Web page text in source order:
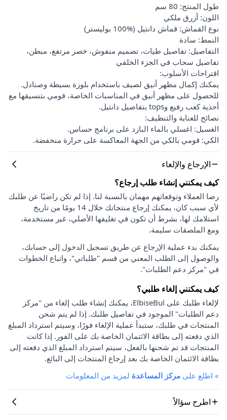
طول المنتج: 80 سم
اللون: أزرق ملكي
نوع القماش: قماش دانتيل (%100 بوليستر)
النمط: سادة
التفاصيل: تفاصيل طيات، تصميم منفوش، خصر مرتفع، مبطن،
تفاصيل سحاب في الجزء الخلفي
اقتراحات الأسلوب:
يمكنك إكمال مظهر أنيق لصيف باستخدام بلوزة بسيطة وصنادل.
للحصول على مظهر أنيق في المناسبات الخاصة، قومي بتنسيقها مع
أحذية كعب رفيع وtops بتفاصيل دانتيل.
نصائح للعناية والتنظيف:
الغسيل: اغسلي بالماء البارد على برنامج حساس.
الكي: قومي بالكي من الجهة المعاكسة على حرارة منخفضة.
الإرجاع والإلغاء
كيف يمكنني إنشاء طلب إرجاع؟
رضا العملاء وتوقعاتهم مهمان بالنسبة لنا. إذا لم تكن راضيًا عن طلبك
لأي سبب كان، يمكنك إرجاع منتجاتك خلال 14 يومًا من تاريخ
استلامك لها، بشرط أن تكون في تغليفها الأصلي، غير مستخدمة،
ومع الملصقات سليمة.
يمكنك بدء عملية الإرجاع عن طريق تسجيل الدخول إلى حسابك،
والوصول إلى الطلب المعني من قسم "طلباتي"، واتباع الخطوات
في "مركز دعم الطلبات".
كيف يمكنني إلغاء طلبي؟
لإلغاء طلبك على ElbiseBul، يمكنك إنشاء طلب إلغاء من "مركز
دعم الطلبات" الموجود في تفاصيل طلبك. إذا لم يتم شحن
المنتجات في طلبك، ستبدأ عملية الإلغاء فورًا، وسيتم استرداد المبلغ
الذي دفعته إلى بطاقة الائتمان الخاصة بك على الفور. إذا كانت
المنتجات قد تم شحنها بالفعل، سيتم استرداد المبلغ الذي دفعته إلى
بطاقة الائتمان الخاصة بك بعد إرجاع المنتجات إلى البائع.
» اطلع على مركز المساعدة لمزيد من المعلومات
اطرح سؤالاً